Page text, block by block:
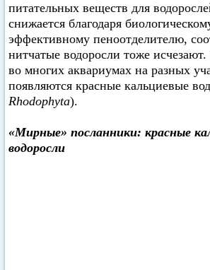
питательных веществ для
снижается благодаря
эффективному пеноотделителю,
нитчатые водоросли тоже
во многих аквариумах на разных
появляются красные кальциевые
Rhodophyta).
«Мирные» посланники: красные
водоросли